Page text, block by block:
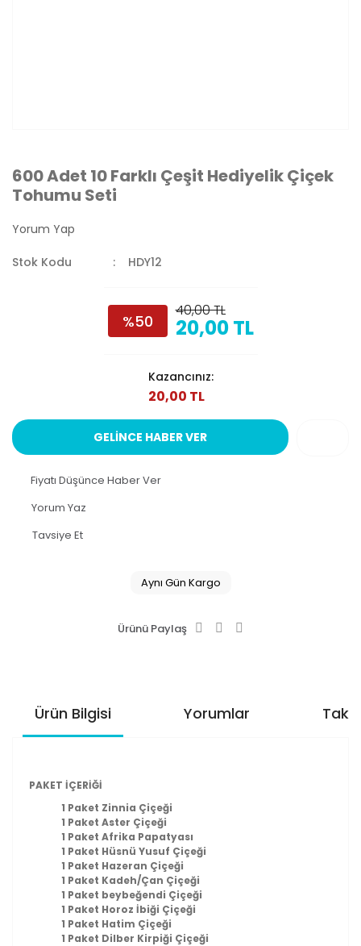
600 Adet 10 Farklı Çeşit Hediyelik Çiçek
Tohumu Seti
Yorum Yap
Stok Kodu HDY12
%50
40,00 TL
20,00 TL
Kazancınız:
20,00 TL
GELİNCE HABER VER
Fiyatı Düşünce Haber Ver
Yorum Yaz
Tavsiye Et
Aynı Gün Kargo
Ürünü Paylaş
Ürün Bilgisi Yorumlar
PAKET İÇERİĞİ
1 Paket Zinnia Çiçeği
1 Paket Aster Çiçeği
1 Paket Afrika Papatyası
1 Paket Hüsnü Yusuf Çiçeği
1 Paket Hazeran Çiçeği
1 Paket Kadeh/Çan Çiçeği
1 Paket beybeğendi Çiçeği
1 Paket Horoz İbiği Çiçeği
1 Paket Hatim Çiçeği
1 Paket Dilber Kirpiği Çiçeği